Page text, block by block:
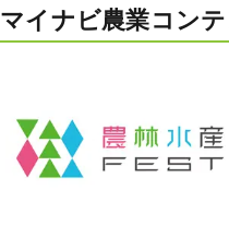
マイナビ農業コン